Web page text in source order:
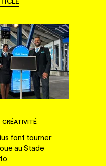
CRÉATIVITÉ
font tourner
au Stade